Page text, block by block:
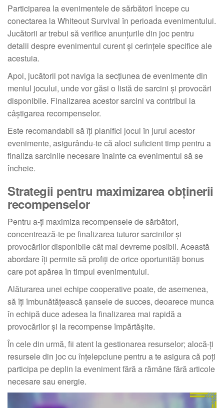
Participarea la evenimentele de sărbători începe cu
conectarea la Whiteout Survival în perioada evenimentului.
Jucătorii ar trebui să verifice anunțurile din joc pentru
detalii despre evenimentul curent și cerințele specifice ale
acestuia.
Apoi, jucătorii pot naviga la secțiunea de evenimente din
meniul jocului, unde vor găsi o listă de sarcini și provocări
disponibile. Finalizarea acestor sarcini va contribui la
câștigarea recompenselor.
Este recomandabil să îți planifici jocul în jurul acestor
evenimente, asigurându-te că aloci suficient timp pentru a
finaliza sarcinile necesare înainte ca evenimentul să se
încheie.
Strategii pentru maximizarea obținerii
recompenselor
Pentru a-ți maximiza recompensele de sărbători,
concentrează-te pe finalizarea tuturor sarcinilor și
provocărilor disponibile cât mai devreme posibil. Această
abordare îți permite să profiți de orice oportunități bonus
care pot apărea în timpul evenimentului.
Alăturarea unei echipe cooperative poate, de asemenea,
să îți îmbunătățească șansele de succes, deoarece munca
în echipă duce adesea la finalizarea mai rapidă a
provocărilor și la recompense împărtășite.
În cele din urmă, fii atent la gestionarea resurselor; alocă-ți
resursele din joc cu înțelepciune pentru a te asigura că poți
participa pe deplin la eveniment fără a rămâne fără articole
necesare sau energie.